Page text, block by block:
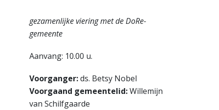
gezamenlijke viering met de DoRe-
gemeente
Aanvang: 10.00 u.
Voorganger:ds. Betsy Nobel
Voorgaand gemeentelid:Willemijn
van Schilfgaarde